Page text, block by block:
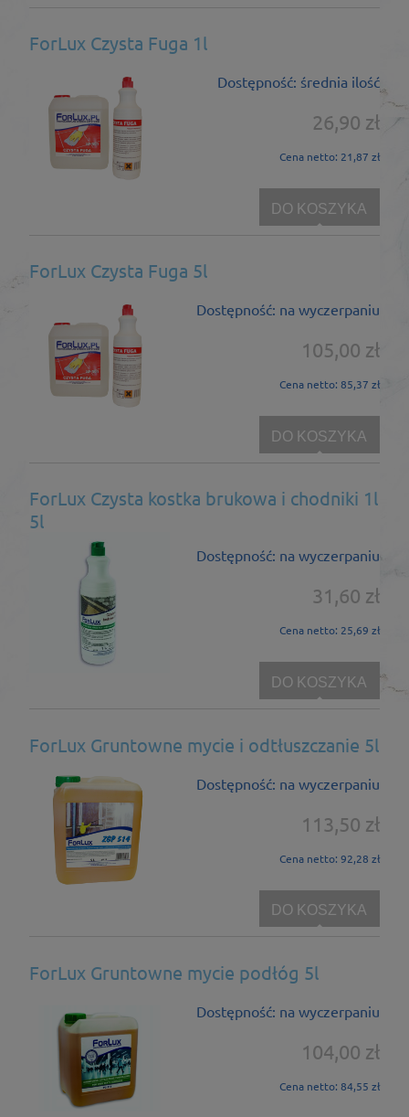
ForLux Czysta Fuga 1l
Dostępność: średnia ilość
26,90 zł
Cena netto: 21,87 zł
DO KOSZYKA
ForLux Czysta Fuga 5l
Dostępność: na wyczerpaniu
105,00 zł
Cena netto: 85,37 zł
DO KOSZYKA
ForLux Czysta kostka brukowa i chodniki 1l
5l
Dostępność: na wyczerpaniu
31,60 zł
Cena netto: 25,69 zł
DO KOSZYKA
ForLux Gruntowne mycie i odtłuszczanie 5l
Dostępność: na wyczerpaniu
113,50 zł
Cena netto: 92,28 zł
DO KOSZYKA
ForLux Gruntowne mycie podłóg 5l
Dostępność: na wyczerpaniu
104,00 zł
Cena netto: 84,55 zł